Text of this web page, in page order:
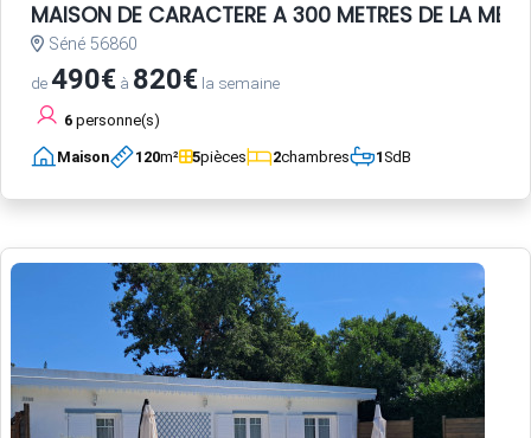
MAISON DE CARACTERE A 300 METRES DE LA MER
Séné 56860
de490€ à 820€ la semaine
6 personne(s)
Maison 120m² 5pièces 2chambres 1SdB